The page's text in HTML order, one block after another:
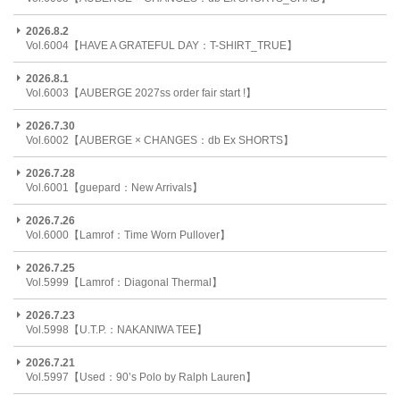
2026.8.2
Vol.6004【HAVE A GRATEFUL DAY：T-SHIRT_TRUE】
2026.8.1
Vol.6003【AUBERGE 2027ss order fair start !】
2026.7.30
Vol.6002【AUBERGE × CHANGES：db Ex SHORTS】
2026.7.28
Vol.6001【guepard：New Arrivals】
2026.7.26
Vol.6000【Lamrof：Time Worn Pullover】
2026.7.25
Vol.5999【Lamrof：Diagonal Thermal】
2026.7.23
Vol.5998【U.T.P.：NAKANIWA TEE】
2026.7.21
Vol.5997【Used：90’s Polo by Ralph Lauren】